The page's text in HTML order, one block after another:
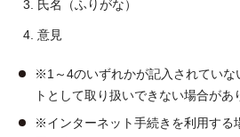
氏名（ふりがな）
意見
※1～4のいずれかが記入されていな
トとして取り扱いできない場合があ
※インターネット手続きを利用する